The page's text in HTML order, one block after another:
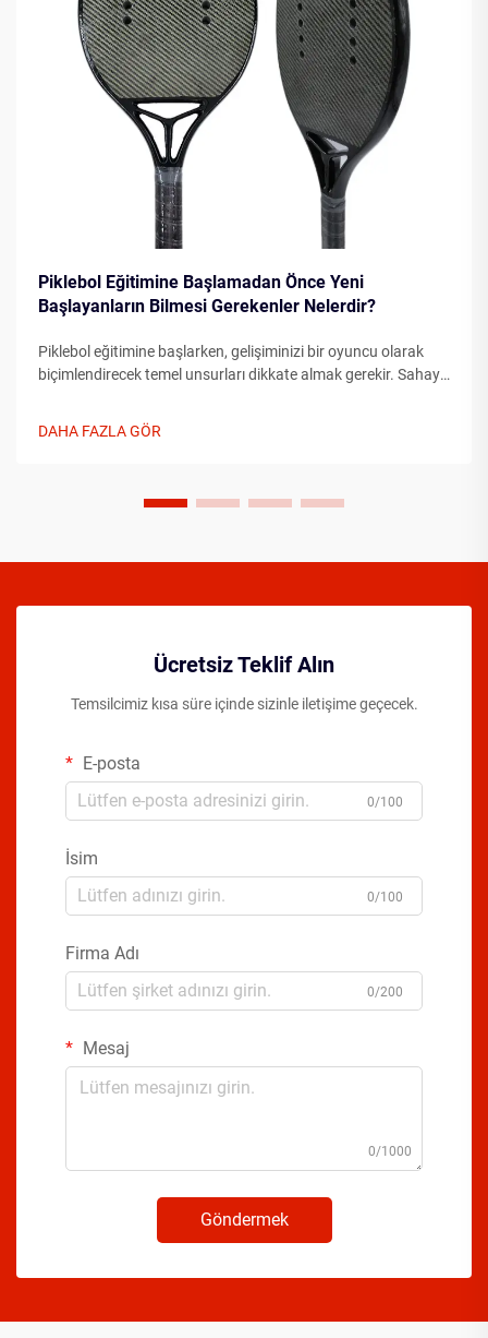
Piklebol Eğitimine Başlamadan Önce Yeni
Başlayanların Bilmesi Gerekenler Nelerdir?
Piklebol eğitimine başlarken, gelişiminizi bir oyuncu olarak
biçimlendirecek temel unsurları dikkate almak gerekir. Sahaya
ölçüde hızlandırabilir...
DAHA FAZLA GÖR
Ücretsiz Teklif Alın
Temsilcimiz kısa süre içinde sizinle iletişime geçecek.
E-posta
0/100
İsim
0/100
Firma Adı
0/200
Mesaj
0/1000
Göndermek